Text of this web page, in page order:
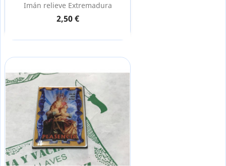
Imán relieve Extremadura
2,50 €